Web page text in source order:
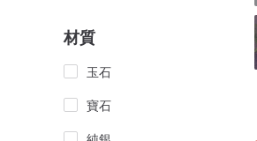
材質
玉石
寶石